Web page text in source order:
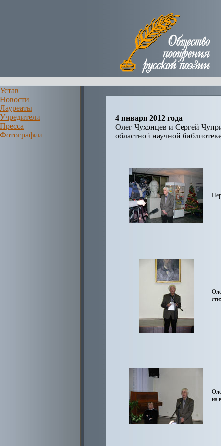
Устав
Новости
Лауреаты
Учредители
Пресса
Фотографии
4 января 2012 года
Олег Чухонцев и Сергей
областной научной
на